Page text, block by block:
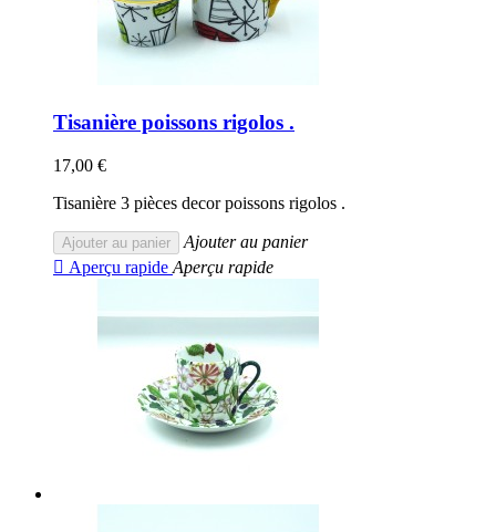
Tisanière poissons rigolos .
17,00 €
Tisanière 3 pièces decor poissons rigolos .
Ajouter au panier
Ajouter au panier
 Aperçu rapide Aperçu rapide